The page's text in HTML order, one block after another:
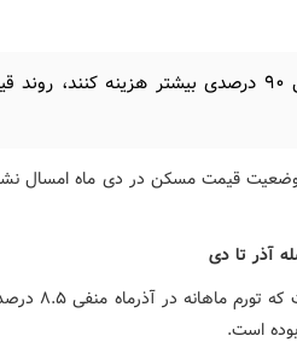
متقاضیان خرید خانه در تهران باید نسبت به پارسال حداقل ۹۰ درصدی بیشتر هزینه
با وضعیت قیمت مسکن در دی ماه امسال
نرخ تورم ماهانه در دی ماه به ۸.۲ درصد رسیده